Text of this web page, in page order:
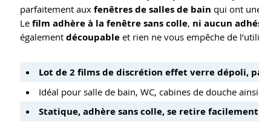
parfaitement aux fenêtres de salles de bain qui ont
Le film adhère à la fenêtre sans colle, ni aucun
également découpable et rien ne vous empêche de
Lot de 2 films de discrétion effet verre dépoli,
Idéal pour salle de bain, WC, cabines de douche
Statique, adhère sans colle, se retire facilement